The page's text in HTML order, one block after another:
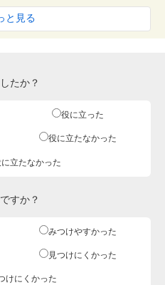
と見る
たか？
役に立った
役に立たなかった
立たなかった
すか？
みつけやすかった
見つけにくかった
けにくかった